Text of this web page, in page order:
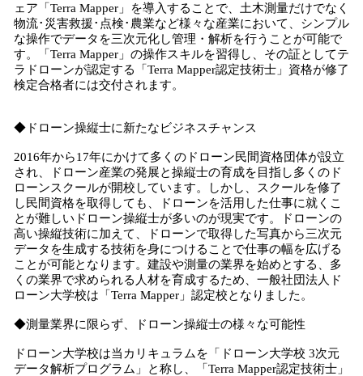
ェア「Terra Mapper」を導入することで、土木測量だけでなく
物流･災害救援･点検･農業など様々な産業において、シンプル
な操作でデータを三次元化し管理・解析を行うことが可能で
す。「Terra Mapper」の操作スキルを習得し、その証としてテ
ラドローンが認定する「Terra Mapper認定技術士」資格が修了
検定合格者には交付されます。
◆ドローン操縦士に新たなビジネスチャンス
2016年から17年にかけて多くのドローン民間資格団体が設立
され、ドローン産業の発展と操縦士の育成を目指し多くのド
ローンスクールが開校しています。しかし、スクールを修了
し民間資格を取得しても、ドローンを活用した仕事に就くこ
とが難しいドローン操縦士が多いのが現実です。ドローンの
高い操縦技術に加えて、ドローンで取得した写真から三次元
データを生成する技術を身につけることで仕事の幅を広げる
ことが可能となります。建設や測量の業界を始めとする、多
くの業界で求められる人材を育成するため、一般社団法人ド
ローン大学校は「Terra Mapper」認定校となりました。
◆測量業界に限らず、ドローン操縦士の様々な可能性
ドローン大学校は当カリキュラムを「ドローン大学校 3次元
データ解析プログラム」と称し、「Terra Mapper認定技術士」